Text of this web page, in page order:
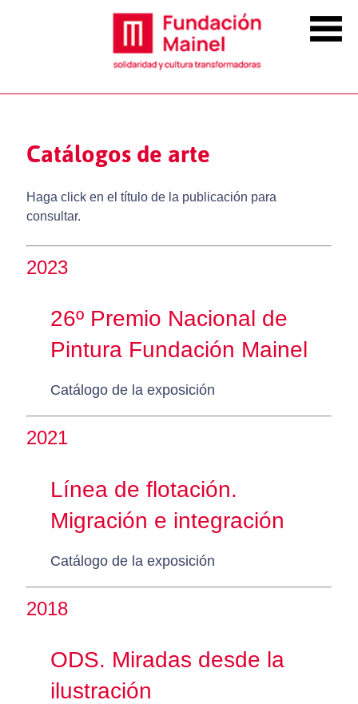
Catálogos de arte
Haga click en el título de la publicación para
consultar.
2023
26º Premio Nacional de
Pintura Fundación Mainel
Catálogo de la exposición
2021
Línea de flotación.
Migración e integración
Catálogo de la exposición
2018
ODS. Miradas desde la
ilustración